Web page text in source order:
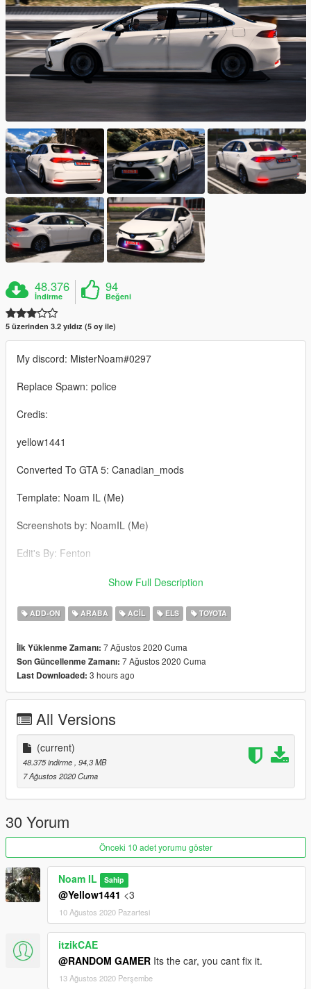
48.376
İndirme
94
Beğeni
5 üzerinden 3.2 yıldız (5 oy ile)
My discord: MisterNoam#0297
Replace Spawn: police
Credis:
yellow1441
Converted To GTA 5: Canadian_mods
Template: Noam IL (Me)
Screenshots by: NoamIL (Me)
Edit's By: Fenton
If you encounter a problem, I would be happy for you to write it
down for me and I will try to address it as soon as possible
Show Full Description
ADD-ON ARABA ACIL ELS TOYOTA
İlk Yüklenme Zamanı: 7 Ağustos 2020 Cuma
Son Güncellenme Zamanı: 7 Ağustos 2020 Cuma
Last Downloaded: 3 hours ago
All Versions
(current)
48.375 indirme, 94,3 MB
7 Ağustos 2020 Cuma
30 Yorum
Önceki 10 adet yorumu göster
Noam IL Sahip
@Yellow1441 <3
10 Ağustos 2020 Pazartesi
itzikCAE
@RANDOM GAMER Its the car, you cant fix it.
13 Ağustos 2020 Perşembe